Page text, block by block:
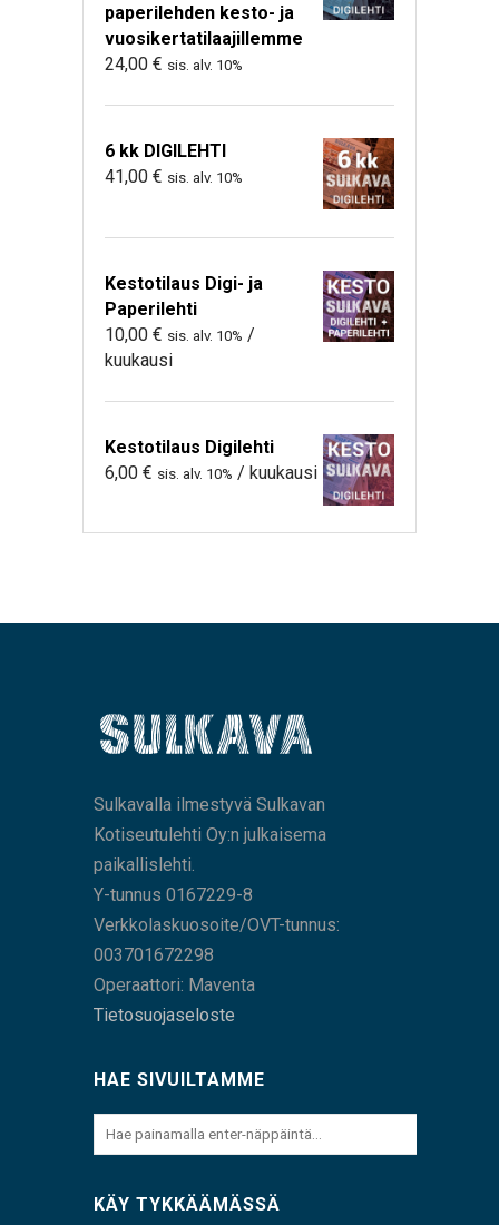
paperilehden kesto- ja
vuosikertatilaajillemme
24,00 € sis. alv. 10%
6 kk DIGILEHTI
41,00 € sis. alv. 10%
Kestotilaus Digi- ja
Paperilehti
10,00 € sis. alv. 10% /
kuukausi
Kestotilaus Digilehti
6,00 € sis. alv. 10% / kuukausi
Sulkavalla ilmestyvä Sulkavan
Kotiseutulehti Oy:n julkaisema
paikallislehti.
Y-tunnus 0167229-8
Verkkolaskuosoite/OVT-tunnus:
003701672298
Operaattori: Maventa
Tietosuojaseloste
HAE SIVUILTAMME
KÄY TYKKÄÄMÄSSÄ